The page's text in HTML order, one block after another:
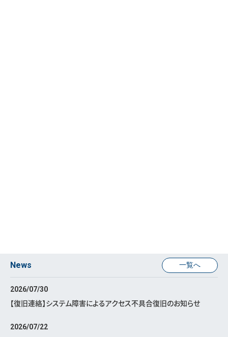
News 一覧へ
2026/07/30
【復旧連絡】システム障害によるアクセス不具合復旧のお知らせ
2026/07/22